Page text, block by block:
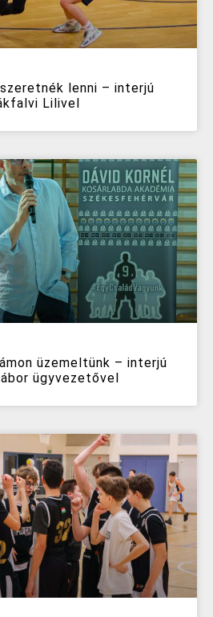
lenni – interjú
Lilivel
üzemeltünk – interjú
ügyvezetővel